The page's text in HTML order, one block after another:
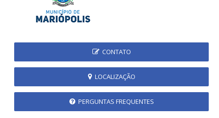
CONTATO
LOCALIZAÇÃO
PERGUNTAS FREQUENTES